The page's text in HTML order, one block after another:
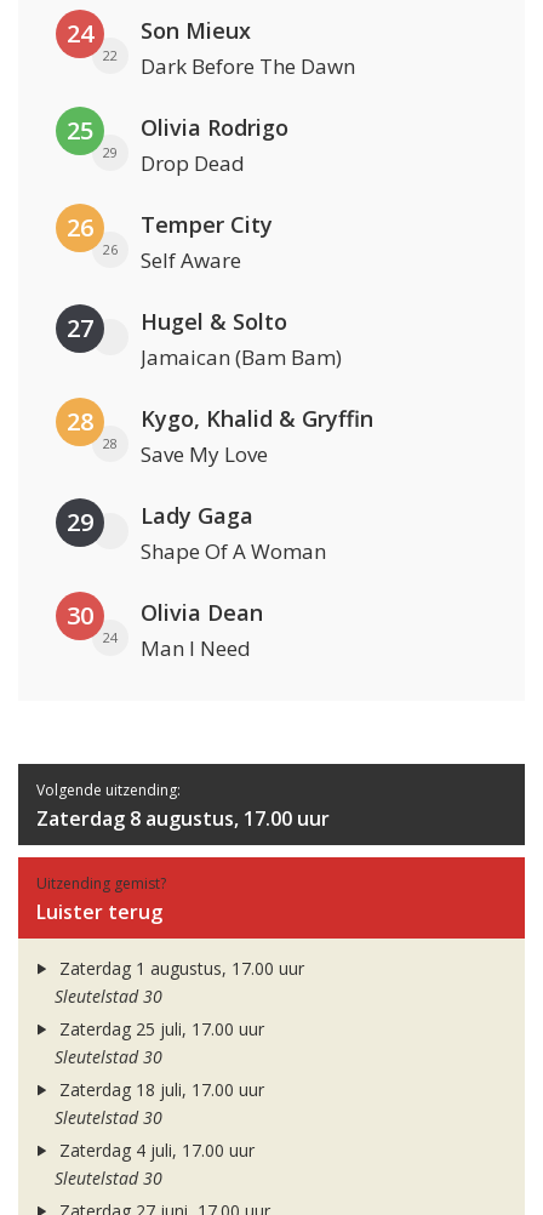
24
22
Son Mieux
Dark Before The Dawn
25
29
Olivia Rodrigo
Drop Dead
26
26
Temper City
Self Aware
27 Hugel & Solto
Jamaican (Bam Bam)
28
28
Kygo, Khalid & Gryffin
Save My Love
29 Lady Gaga
Shape Of A Woman
30
24
Olivia Dean
Man I Need
Volgende uitzending:
Zaterdag 8 augustus, 17.00 uur
Uitzending gemist?
Luister terug
Zaterdag 1 augustus, 17.00 uur
Sleutelstad 30
Zaterdag 25 juli, 17.00 uur
Sleutelstad 30
Zaterdag 18 juli, 17.00 uur
Sleutelstad 30
Zaterdag 4 juli, 17.00 uur
Sleutelstad 30